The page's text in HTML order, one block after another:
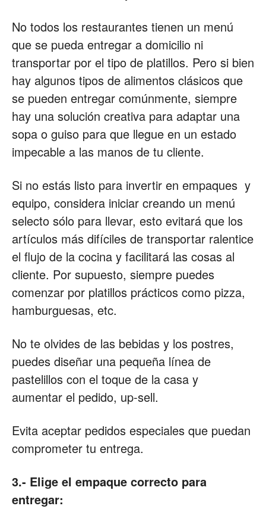
No todos los restaurantes tienen un menú
que se pueda entregar a domicilio ni
transportar por el tipo de platillos. Pero si bien
hay algunos tipos de alimentos clásicos que
se pueden entregar comúnmente, siempre
hay una solución creativa para adaptar una
sopa o guiso para que llegue en un estado
impecable a las manos de tu cliente.
Si no estás listo para invertir en empaques y
equipo, considera iniciar creando un menú
selecto sólo para llevar, esto evitará que los
artículos más difíciles de transportar ralentice
el flujo de la cocina y facilitará las cosas al
cliente. Por supuesto, siempre puedes
comenzar por platillos prácticos como pizza,
hamburguesas, etc.
No te olvides de las bebidas y los postres,
puedes diseñar una pequeña línea de
pastelillos con el toque de la casa y
aumentar el pedido, up-sell.
Evita aceptar pedidos especiales que puedan
comprometer tu entrega.
3.- Elige el empaque correcto para
entregar: